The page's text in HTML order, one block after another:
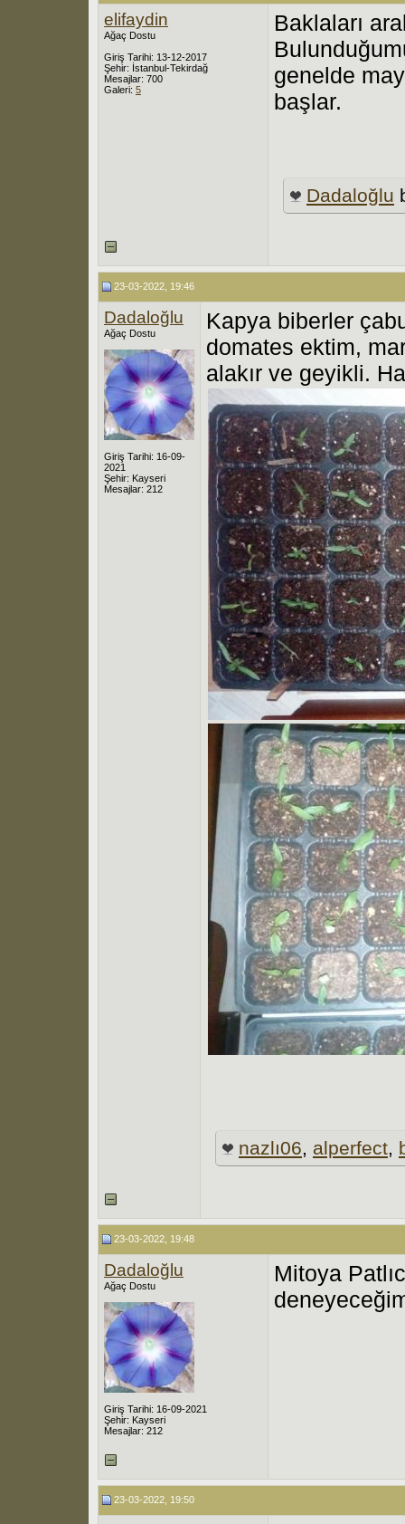
elifaydin
Ağaç Dostu
Giriş Tarihi: 13-12-2017
Şehir: İstanbul-Tekirdağ
Mesajlar: 700
Galeri: 5
Baklaları
genelde
başlar.
Dadaloğlu
23-03-2022, 19:46
Dadaloğlu
Ağaç Dostu
Giriş Tarihi: 16-09-
2021
Şehir: Kayseri
Mesajlar: 212
Kapya biberler
domates ektim,
alakır ve geyikli.
nazlı06, alperfect,
23-03-2022, 19:48
Dadaloğlu
Ağaç Dostu
Giriş Tarihi: 16-09-2021
Şehir: Kayseri
Mesajlar: 212
Mitoya
23-03-2022, 19:50